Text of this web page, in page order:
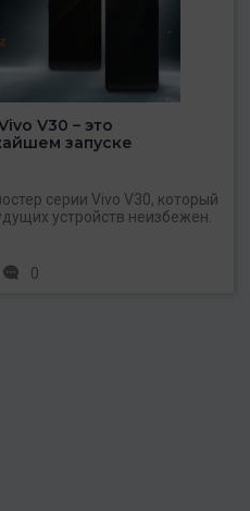
V30 – это
запуске
серии Vivo V30, который
устройств неизбежен.
0